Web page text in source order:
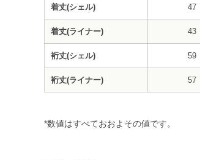
着丈(シェル) 47
着丈(ライナー) 43
裄丈(シェル) 59
裄丈(ライナー) 57
*数値はすべておおよその値です。